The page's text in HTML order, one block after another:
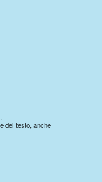
del testo, anche